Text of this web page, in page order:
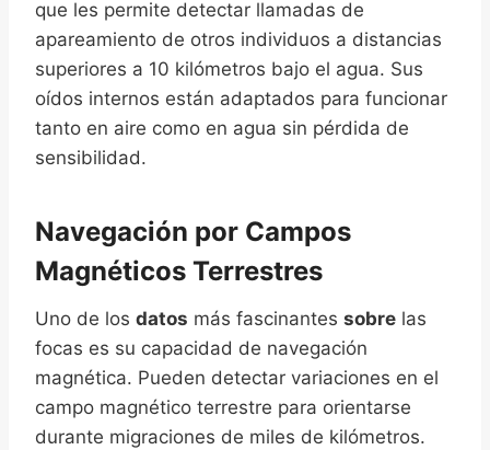
que les permite detectar llamadas de
apareamiento de otros individuos a distancias
superiores a 10 kilómetros bajo el agua. Sus
oídos internos están adaptados para funcionar
tanto en aire como en agua sin pérdida de
sensibilidad.
Navegación por Campos
Magnéticos Terrestres
Uno de los datos más fascinantes sobre las
focas es su capacidad de navegación
magnética. Pueden detectar variaciones en el
campo magnético terrestre para orientarse
durante migraciones de miles de kilómetros.